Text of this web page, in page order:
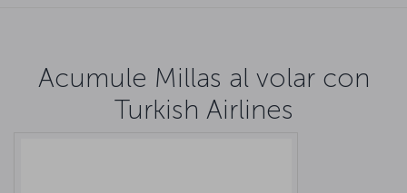
Acumule Millas al volar con
Turkish Airlines